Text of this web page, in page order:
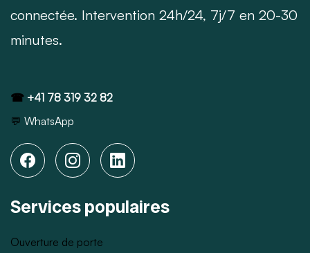
connectée. Intervention 24h/24, 7j/7 en 20-30
minutes.
☎ +41 78 319 32 82
💬 WhatsApp
Services populaires
Ouverture de porte